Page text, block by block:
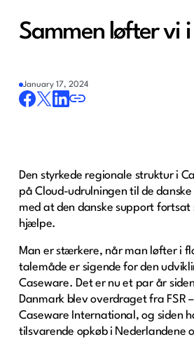
Sammen løfter vi
January 17, 2024
Den styrkede regionale struktur i
på Cloud-udrulningen til de
med at den danske support
hjælpe.
Man er stærkere, når man løfter i
talemåde er sigende for den
Caseware. Det er nu et par år
Danmark blev overdraget fra FSR
Caseware International, og siden
tilsvarende opkøb i Nederlandene